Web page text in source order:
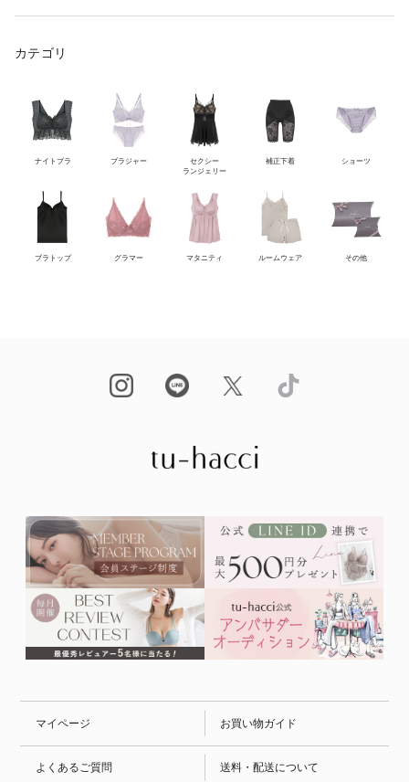
カテゴリ
ナイトブラ ブラジャー
セクシー
ランジェリー
補正下着 ショーツ
ブラトップ グラマー マタニティ ルームウェア その他
マイページ お買い物ガイド
よくあるご質問 送料・配送について